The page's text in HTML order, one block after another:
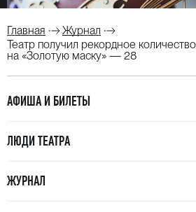
Главная
Журнал
Театр получил рекордное
на «Золотую маску» — 28
АФИША И БИЛЕТЫ
ЛЮДИ ТЕАТРА
ЖУРНАЛ